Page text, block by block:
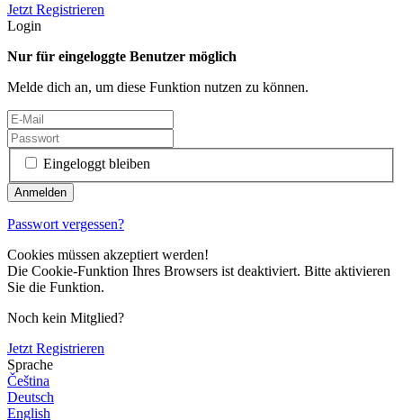
Jetzt Registrieren
Login
Nur für eingeloggte Benutzer möglich
Melde dich an, um diese Funktion nutzen zu können.
Eingeloggt bleiben
Passwort vergessen?
Cookies müssen akzeptiert werden!
Die Cookie-Funktion Ihres Browsers ist deaktiviert. Bitte aktivieren
Sie die Funktion.
Noch kein Mitglied?
Jetzt Registrieren
Sprache
Čeština
Deutsch
English